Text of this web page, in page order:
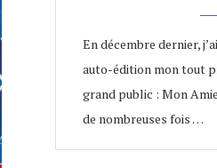
En décembre dernier,
auto-édition mon tout
grand public : Mon
de nombreuses fois …